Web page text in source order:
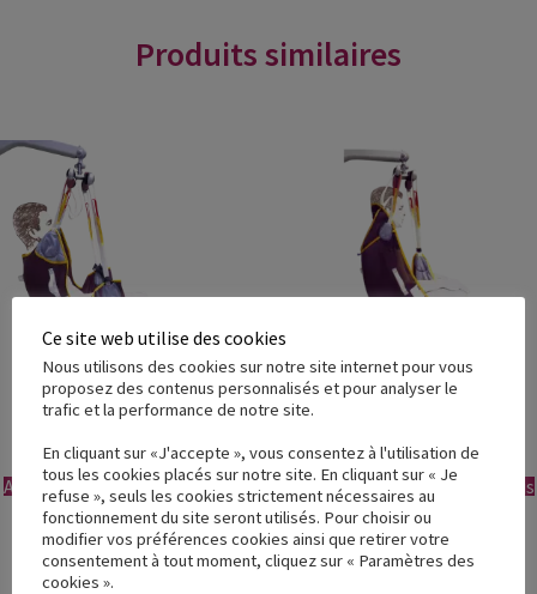
Produits similaires
Ajouter à ma demande de devis Ajouter à ma demande de devis
Ce site web utilise des cookies
Nous utilisons des cookies sur notre site internet pour vous
proposez des contenus personnalisés et pour analyser le
trafic et la performance de notre site.
En cliquant sur «J'accepte », vous consentez à l'utilisation de
tous les cookies placés sur notre site. En cliquant sur « Je
refuse », seuls les cookies strictement nécessaires au
fonctionnement du site seront utilisés. Pour choisir ou
modifier vos préférences cookies ainsi que retirer votre
consentement à tout moment, cliquez sur « Paramètres des
cookies ».